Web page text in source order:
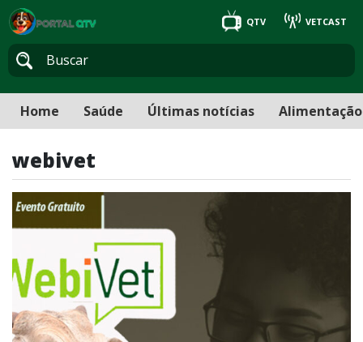
QTV VETCAST
Home Saúde Últimas notícias Alimentação
webivet